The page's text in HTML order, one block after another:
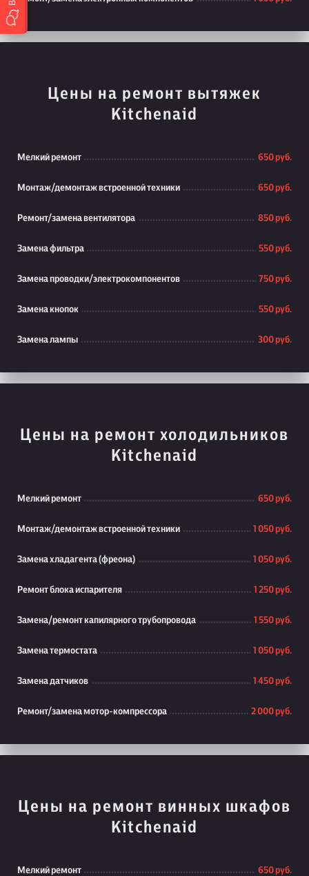
Цены на ремонт вытяжек
Kitchenaid
Мелкий ремонт 650 руб.
Монтаж/демонтаж встроенной техники 650 руб.
Ремонт/замена вентилятора 850 руб.
Замена фильтра 550 руб.
Замена проводки/электрокомпонентов 750 руб.
Замена кнопок 550 руб.
Замена лампы 300 руб.
Цены на ремонт холодильников
Kitchenaid
Мелкий ремонт 650 руб.
Монтаж/демонтаж встроенной техники 1 050 руб.
Замена хладагента (фреона) 1 050 руб.
Ремонт блока испарителя 1 250 руб.
Замена/ремонт капилярного трубопровода 1 550 руб.
Замена термостата 1 050 руб.
Замена датчиков 1 450 руб.
Ремонт/замена мотор-компрессора 2 000 руб.
Цены на ремонт винных шкафов
Kitchenaid
Мелкий ремонт 650 руб.